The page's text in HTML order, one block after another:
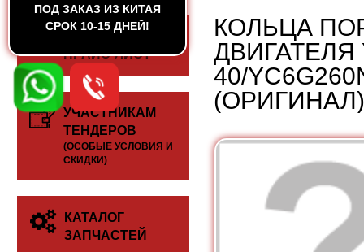
ПОД ЗАКАЗ ИЗ КИТАЯ
СРОК 10-15 ДНЕЙ!
СКАЧАТЬ
ПРАЙС-ЛИСТ
УЧАСТНИКАМ
ТЕНДЕРОВ
(ОСОБЫЕ УСЛОВИЯ И
СКИДКИ)
КАТАЛОГ
ЗАПЧАСТЕЙ
КОЛЬЦА
ДВИГАТЕЛЯ
40/
(ОРИГИНАЛ)